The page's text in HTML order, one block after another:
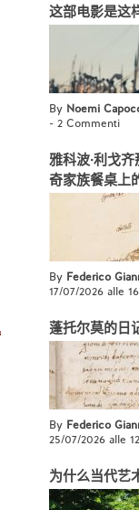
这部电影是这
By Noemi
- 2 Commenti
雅科波·利戈
奇家族餐桌上
By Federico
17/07/2026 alle
蓬托尔莫的日
By Federico
25/07/2026 alle
为什么当代艺